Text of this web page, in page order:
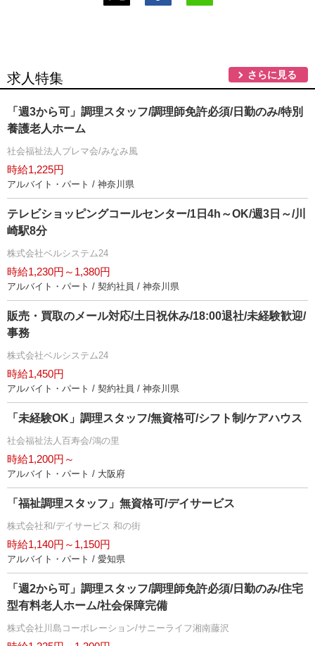
求人特集 さらに見る
「週3から可」調理スタッフ/調理師免許必須/日勤のみ/特別
養護老人ホーム
社会福祉法人プレマ会/みなみ風
時給1,225円
アルバイト・パート / 神奈川県
テレビショッピングコールセンター/1日4h～OK/週3日～/川
崎駅8分
株式会社ベルシステム24
時給1,230円～1,380円
アルバイト・パート / 契約社員 / 神奈川県
販売・買取のメール対応/土日祝休み/18:00退社/未経験歓迎/
事務
株式会社ベルシステム24
時給1,450円
アルバイト・パート / 契約社員 / 神奈川県
「未経験OK」調理スタッフ/無資格可/シフト制/ケアハウス
社会福祉法人百寿会/鴻の里
時給1,200円～
アルバイト・パート / 大阪府
「福祉調理スタッフ」無資格可/デイサービス
株式会社和/デイサービス 和の街
時給1,140円～1,150円
アルバイト・パート / 愛知県
「週2から可」調理スタッフ/調理師免許必須/日勤のみ/住宅
型有料老人ホーム/社会保障完備
株式会社川島コーポレーション/サニーライフ湘南藤沢